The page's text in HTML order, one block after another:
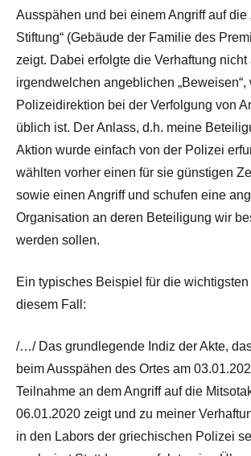
Ausspähen und bei einem Angriff auf die
Stiftung“ (Gebäude der Familie des
zeigt. Dabei erfolgte die Verhaftung nicht
irgendwelchen angeblichen „Beweisen“,
Polizeidirektion bei der Verfolgung von
üblich ist. Der Anlass, d.h. meine
Aktion wurde einfach von der Polizei
wählten vorher einen für sie günstigen
sowie einen Angriff und schufen eine
Organisation an deren Beteiligung wir
werden sollen.
Ein typisches Beispiel für die wichtigsten
diesem Fall:
/…/ Das grundlegende Indiz der Akte,
beim Ausspähen des Ortes am
Teilnahme an dem Angriff auf die
06.01.2020 zeigt und zu meiner
in den Labors der griechischen Polizei